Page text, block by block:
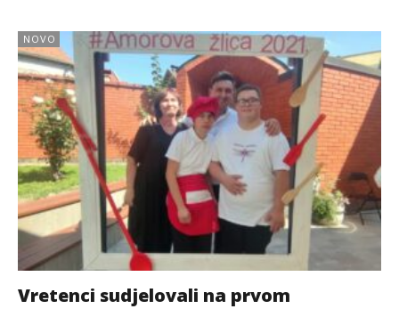
NOVO
Vretenci sudjelovali na prvom